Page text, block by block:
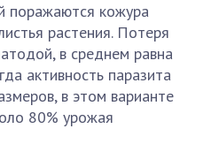
поражаются кожура
растения. Потеря
в среднем равна
активность паразита
в этом варианте
80% урожая